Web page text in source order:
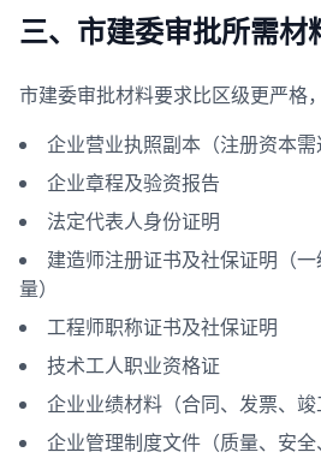
三、市建委审批所需材
市建委审批材料要求比区级更严格
企业营业执照副本（注册资本需
企业章程及验资报告
法定代表人身份证明
建造师注册证书及社保证明（
量）
工程师职称证书及社保证明
技术工人职业资格证
企业业绩材料（合同、发票、竣
企业管理制度文件（质量、安全